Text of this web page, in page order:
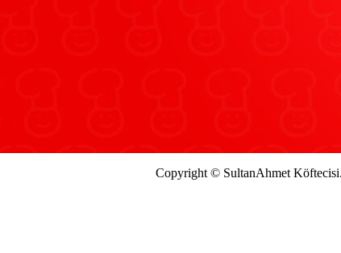
Copyright © SultanAhmet